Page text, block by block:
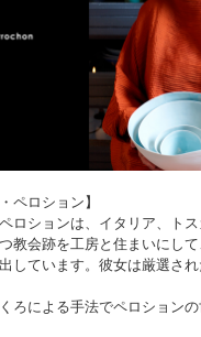
ペロション】
ロションは、イタリア、ト
教会跡を工房と住まいにして
しています。彼女は厳選さ
ろによる手法でペロション